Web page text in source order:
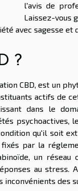
l'avis de
Laissez-vous
avec sagesse et
?
CBD, est un
actifs de
dans le
psychoactives,
qu'il soit
par la
un
au stress.
des